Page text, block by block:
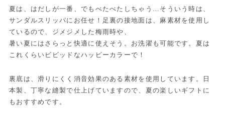
夏は、はだしが一番、でもべたべたしちゃう…そういう時は、
サンダルスリッパにお任せ！足裏の接地面は、麻素材を使用し
ているので、ジメジメした梅雨時や、
暑い夏にはさらっと快適に使えそう。お洗濯も可能です。夏は
これくらいビビッドなハッピーカラーで！
裏底は、滑りにくく消音効果のある素材を使用しています。日
本製、丁寧な縫製で仕上げていますので、夏の楽しいギフトに
もおすすめです。